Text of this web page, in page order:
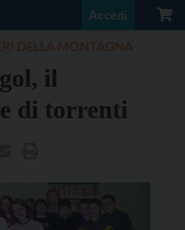
Accedi
il
di torrenti